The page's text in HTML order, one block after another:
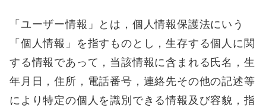
「ユーザー情報」とは，個人情報保護法にいう
「個人情報」を指すものとし，生存する個人に関
する情報であって，当該情報に含まれる氏名，生
年月日，住所，電話番号，連絡先その他の記述等
により特定の個人を識別できる情報及び容貌，指